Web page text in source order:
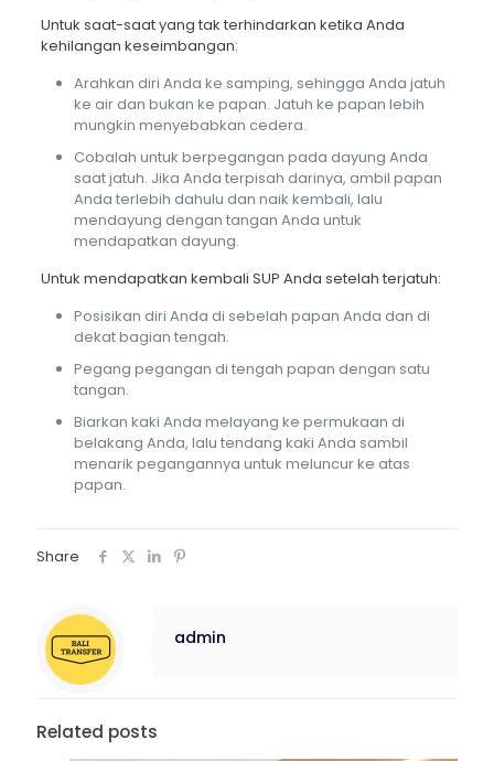
Untuk saat-saat yang tak terhindarkan ketika Anda
kehilangan keseimbangan:
Arahkan diri Anda ke samping, sehingga Anda jatuh
ke air dan bukan ke papan. Jatuh ke papan lebih
mungkin menyebabkan cedera.
Cobalah untuk berpegangan pada dayung Anda
saat jatuh. Jika Anda terpisah darinya, ambil papan
Anda terlebih dahulu dan naik kembali, lalu
mendayung dengan tangan Anda untuk
mendapatkan dayung.
Untuk mendapatkan kembali SUP Anda setelah terjatuh:
Posisikan diri Anda di sebelah papan Anda dan di
dekat bagian tengah.
Pegang pegangan di tengah papan dengan satu
tangan.
Biarkan kaki Anda melayang ke permukaan di
belakang Anda, lalu tendang kaki Anda sambil
menarik pegangannya untuk meluncur ke atas
papan.
Share
admin
Related posts